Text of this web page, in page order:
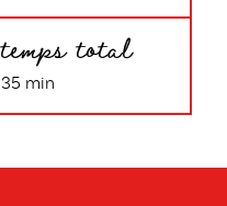
temps total
35 min